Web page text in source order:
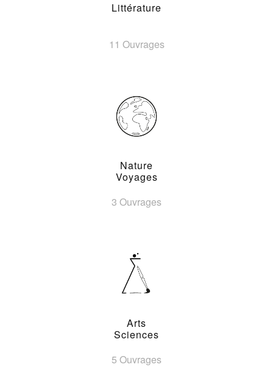
Littérature
11 Ouvrages
Nature
Voyages
3 Ouvrages
Arts
Sciences
5 Ouvrages